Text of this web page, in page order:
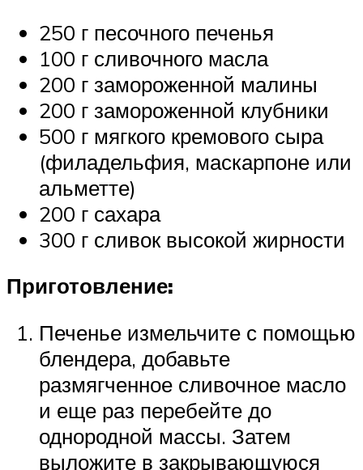
250 г песочного печенья
100 г сливочного масла
200 г замороженной малины
200 г замороженной клубники
500 г мягкого кремового сыра
(филадельфия, маскарпоне или
альметте)
200 г сахара
300 г сливок высокой жирности
Приготовление:
Печенье измельчите с помощью
блендера, добавьте
размягченное сливочное масло
и еще раз перебейте до
однородной массы. Затем
выложите в закрывающуюся